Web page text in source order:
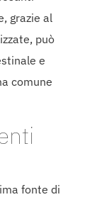
grazie al
può
e
comune
fonte di